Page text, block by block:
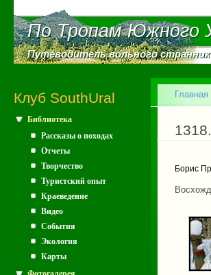
По Тропам Южного
По Тропам Южного
Путеводитель вольного
Путеводитель вольного
Клуб SouthUral
Библиотека
Рассказы о походах
Отчеты
Творчество
Туристский опыт
Краеведение
Видео
События
Экология
Карты
Вы
Главная
Борис